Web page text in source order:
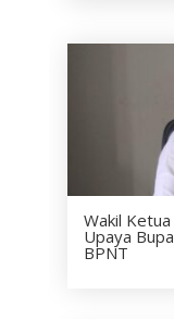
Wakil
Upaya
BPNT